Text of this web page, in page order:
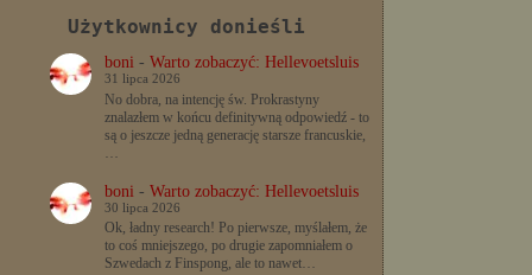
Użytkownicy donieśli
boni- Warto zobaczyć: Hellevoetsluis
31 lipca 2026
No dobra, na intencję św. Prokrastyny
znalazłem w końcu definitywną odpowiedź - to
są o jeszcze jedną generację starsze francuskie,
…
boni- Warto zobaczyć: Hellevoetsluis
30 lipca 2026
Ok, ładny research! Po pierwsze, myślałem, że
to coś mniejszego, po drugie zapomniałem o
Szwedach z Finspong, ale to nawet…